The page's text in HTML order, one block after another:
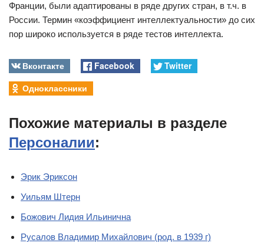
Франции, были адаптированы в ряде других стран, в т.ч. в
России. Термин «коэффициент интеллектуальности» до сих
пор широко используется в ряде тестов интеллекта.
Вконтакте Facebook
Twitter
Одноклассники
Похожие материалы в разделе
Персоналии:
Эрик Эриксон
Уильям Штерн
Божович Лидия Ильинична
Русалов Владимир Михайлович (род. в 1939 г)